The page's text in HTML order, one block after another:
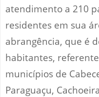
atendimento a 210
residentes em sua
abrangência, que é
habitantes,
municípios de
Paraguaçu,